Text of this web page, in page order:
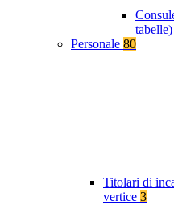
tabelle)
Personale 80
Titolari di
vertice 3